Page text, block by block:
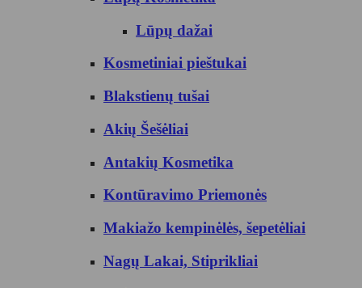
Lūpų dažai
Kosmetiniai pieštukai
Blakstienų tušai
Akių Šešėliai
Antakių Kosmetika
Kontūravimo Priemonės
Makiažo kempinėlės, šepetėliai
Nagų Lakai, Stiprikliai